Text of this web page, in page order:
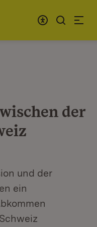
der
und der
ein